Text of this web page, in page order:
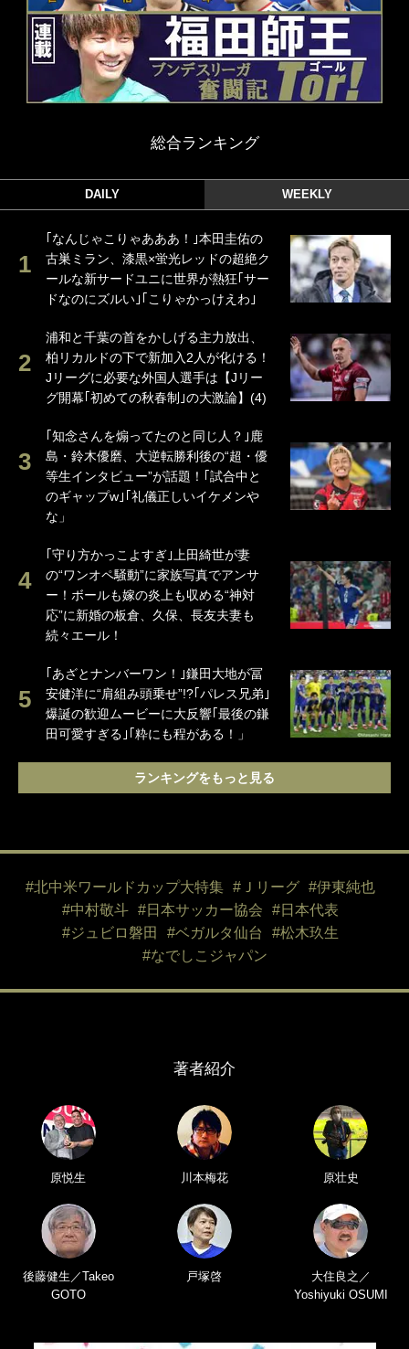
総合ランキング
DAILY WEEKLY
｢なんじゃこりゃあああ！｣本田圭佑の
古巣ミラン、漆黒×蛍光レッドの超絶ク
ールな新サードユニに世界が熱狂｢サー
ドなのにズルい｣｢こりゃかっけえわ｣
浦和と千葉の首をかしげる主力放出、
柏リカルドの下で新加入2人が化ける！
Jリーグに必要な外国人選手は【Jリー
グ開幕｢初めての秋春制｣の大激論】(4)
｢知念さんを煽ってたのと同じ人？｣鹿
島・鈴木優磨、大逆転勝利後の“超・優
等生インタビュー”が話題！｢試合中と
のギャップw｣｢礼儀正しいイケメンや
な」
｢守り方かっこよすぎ｣上田綺世が妻
の“ワンオペ騒動”に家族写真でアンサ
ー！ボールも嫁の炎上も収める“神対
応”に新婚の板倉、久保、長友夫妻も
続々エール！
｢あざとナンバーワン！｣鎌田大地が冨
安健洋に“肩組み頭乗せ”!?｢パレス兄弟｣
爆誕の歓迎ムービーに大反響｢最後の鎌
田可愛すぎる｣｢粋にも程がある！」
ランキングをもっと見る
#北中米ワールドカップ大特集 #Ｊリーグ
#伊東純也
#中村敬斗
#日本サッカー協会
#日本代表
#ジュビロ磐田
#ベガルタ仙台
#松木玖生
#なでしこジャパン
著者紹介
原悦生 川本梅花 原壮史
後藤健生／Takeo
GOTO
戸塚啓
大住良之／
Yoshiyuki OSUMI